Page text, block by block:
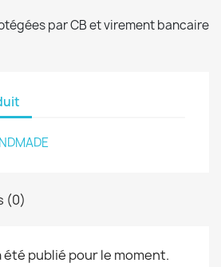
par CB et virement bancaire
(0)
été publié pour le moment.